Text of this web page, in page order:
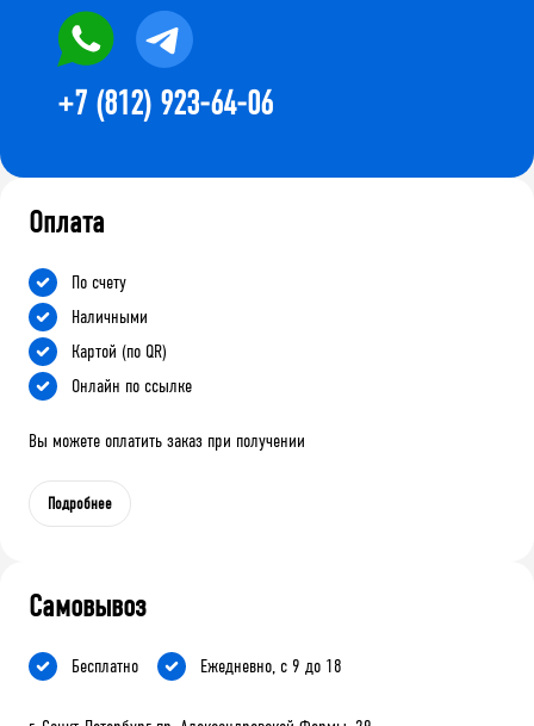
+7 (812) 923-64-06
Оплата
По счету
Наличными
Картой (по QR)
Онлайн по ссылке
Вы можете оплатить заказ при получении
Подробнее
Самовывоз
Бесплатно Ежедневно, с 9 до 18